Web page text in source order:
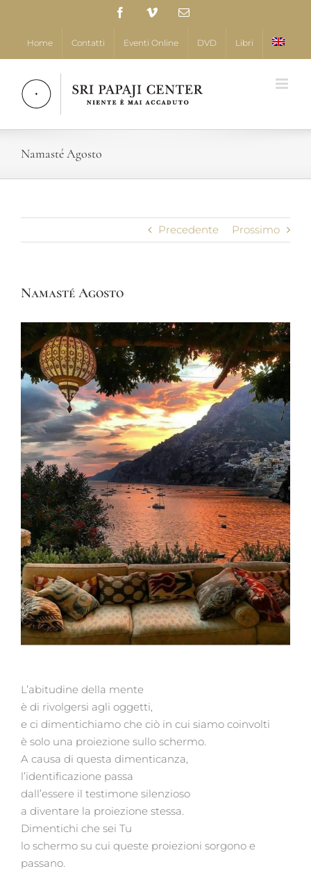
contenuto
FacebookVimeo Email
Home Contatti Eventi Online DVD Libri
Namasté Agosto
Precedente Prossimo
Namasté Agosto
L’abitudine della mente
è di rivolgersi agli oggetti,
e ci dimentichiamo che ciò in cui siamo coinvolti
è solo una proiezione sullo schermo.
A causa di questa dimenticanza,
l’identificazione passa
dall’essere il testimone silenzioso
a diventare la proiezione stessa.
Dimentichi che sei Tu
lo schermo su cui queste proiezioni sorgono e
passano.